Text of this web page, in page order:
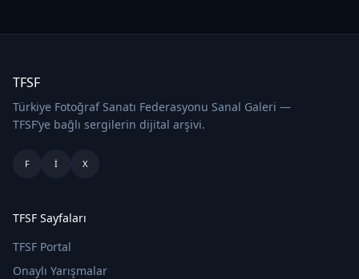
TFSF
Türkiye Fotoğraf Sanatı Federasyonu Sanal Galeri —
TFSF’ye bağlı sergilerin dijital arşivi.
F I X
TFSF Sayfaları
TFSF Portal
Onaylı Yarışmalar